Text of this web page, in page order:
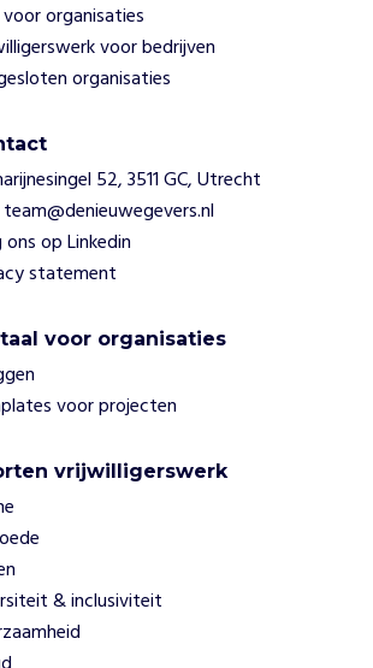
voor organisaties
voor bedrijven
organisaties
52, 3511 GC, Utrecht
op Linkedin
statement
voor organisaties
voor projecten
vrijwilligerswerk
& inclusiviteit